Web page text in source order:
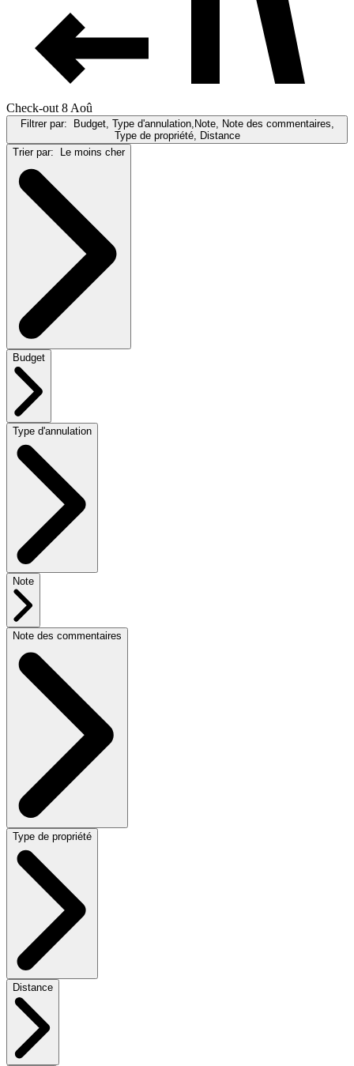
Check-out 8 Aoû
Filtrer par: Budget, Type d'annulation,Note, Note des commentaires,
Type de propriété, Distance
Trier par: Le moins cher
Budget
Type d'annulation
Note
Note des commentaires
Type de propriété
Distance